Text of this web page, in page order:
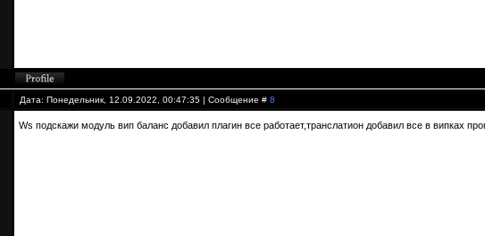
Дата: Понедельник, 12.09.2022, 00:47:35 | Сообщение # 8
Ws подскажи модуль вип баланс добавил плагин все работает,транслатион добавил все в випках